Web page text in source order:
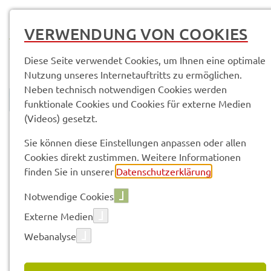
Vorle­sen
SERVICE­LEIS­TUN­GEN & INFOR­
MA­TIO­NEN
VERWENDUNG VON COOKIES
Diese Seite verwendet Cookies, um Ihnen eine optimale
Nutzung unseres Internetauftritts zu ermöglichen.
Neben technisch notwendigen Cookies werden
funktionale Cookies und Cookies für externe Medien
(Videos) gesetzt.
Sie können diese Einstellungen anpassen oder allen
Cookies direkt zustimmen. Weitere Informationen
finden Sie in unserer Datenschutzerklärung
Notwendige Cookies
Externe Medien
Webanalyse